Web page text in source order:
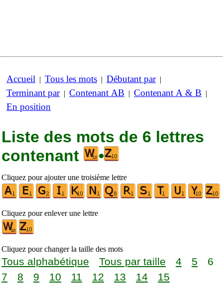
Accueil | Tous les mots | Débutant par|
Terminant par| Contenant AB | Contenant A & B |
En position
Liste des mots de 6 lettres
contenant
•
Cliquez pour ajouter une troisième lettre
Cliquez pour enlever une lettre
Cliquez pour changer la taille des mots
Tous alphabétique Tous par taille 4 5
6
7
8 9 10 11 12 13 14 15